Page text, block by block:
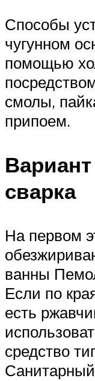
Способы
чугунном
помощью
смолы,
припоем.
сварка
На первом
ванны
Если по
есть
средство